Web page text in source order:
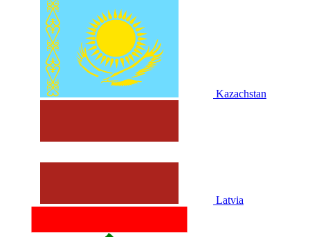
Kazachstan
Latvia